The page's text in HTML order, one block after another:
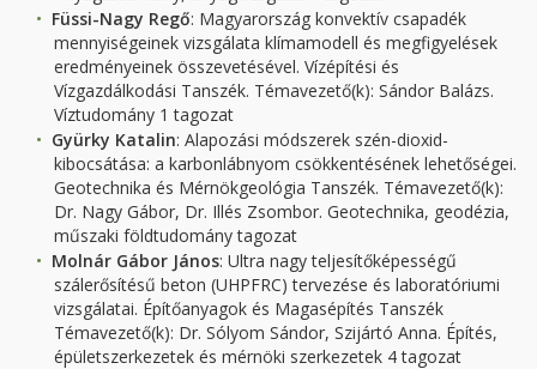
Füssi-Nagy Regő: Magyarország konvektív csapadék
mennyiségeinek vizsgálata klímamodell és megfigyelések
eredményeinek összevetésével. Vízépítési és
Vízgazdálkodási Tanszék. Témavezető(k): Sándor Balázs.
Víztudomány 1 tagozat
Gyürky Katalin: Alapozási módszerek szén-dioxid-
kibocsátása: a karbonlábnyom csökkentésének lehetőségei.
Geotechnika és Mérnökgeológia Tanszék. Témavezető(k):
Dr. Nagy Gábor, Dr. Illés Zsombor. Geotechnika, geodézia,
műszaki földtudomány tagozat
Molnár Gábor János: Ultra nagy teljesítőképességű
szálerősítésű beton (UHPFRC) tervezése és laboratóriumi
vizsgálatai. Építőanyagok és Magasépítés Tanszék
Témavezető(k): Dr. Sólyom Sándor, Szijártó Anna. Építés,
épületszerkezetek és mérnöki szerkezetek 4 tagozat